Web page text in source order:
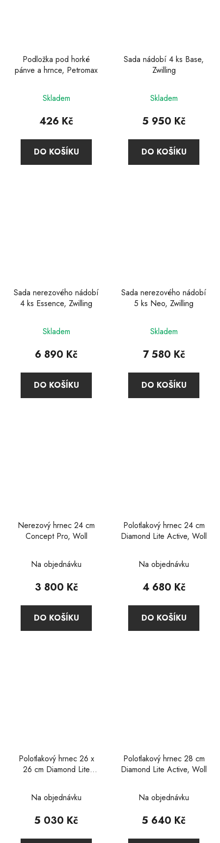
Podložka pod horké
pánve a hrnce, Petromax
Skladem
426 Kč
DO KOŠÍKU
Sada nádobí 4 ks Base,
Zwilling
hodnocení
produktu
4,6
z
Skladem
5 950 Kč
DO KOŠÍKU
Sada nerezového nádobí
4 ks Essence, Zwilling
Skladem
6 890 Kč
DO KOŠÍKU
Sada nerezového nádobí
5 ks Neo, Zwilling
Skladem
7 580 Kč
DO KOŠÍKU
Nerezový hrnec 24 cm
Concept Pro, Woll
hodnocení
produktu
5,0
z
Na objednávku
3 800 Kč
DO KOŠÍKU
Polotlakový hrnec 24 cm
Diamond Lite Active, Woll
hodnocení
produktu
5,0
z
Na objednávku
4 680 Kč
DO KOŠÍKU
Polotlakový hrnec 26 x
26 cm Diamond Lite
Na objednávku
5 030 Kč
Polotlakový hrnec 28 cm
Diamond Lite Active, Woll
hodnocení
produktu
Na objednávku
5 640 Kč